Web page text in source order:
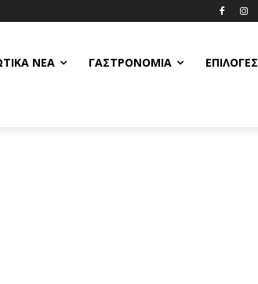
ΝΈΑ ΓΑΣΤΡΟΝΟΜΊΑ ΕΠΙΛΟΓΈΣ